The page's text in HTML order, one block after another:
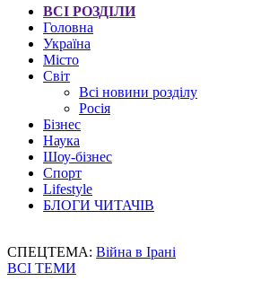
ВСІ РОЗДІЛИ
Головна
Україна
Місто
Світ
Всі новини розділу
Росія
Бізнес
Наука
Шоу-бізнес
Спорт
Lifestyle
БЛОГИ ЧИТАЧІВ
СПЕЦТЕМА: Війна в Ірані
ВСІ ТЕМИ